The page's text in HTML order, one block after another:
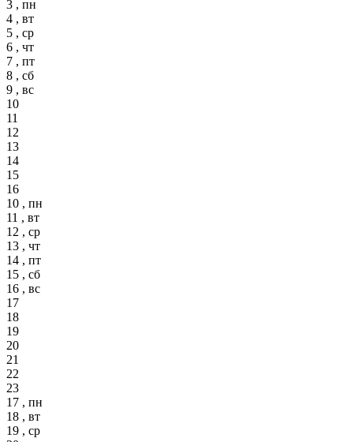
3 , пн
4 , вт
5 , ср
6 , чт
7 , пт
8 , сб
9 , вс
10
11
12
13
14
15
16
10 , пн
11 , вт
12 , ср
13 , чт
14 , пт
15 , сб
16 , вс
17
18
19
20
21
22
23
17 , пн
18 , вт
19 , ср